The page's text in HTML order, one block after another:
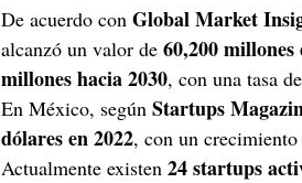
De acuerdo con Global Market
alcanzó un valor de 60,200 millones
millones hacia 2030, con una tasa
En México, según Startups
dólares en 2022, con un
Actualmente existen 24 startups